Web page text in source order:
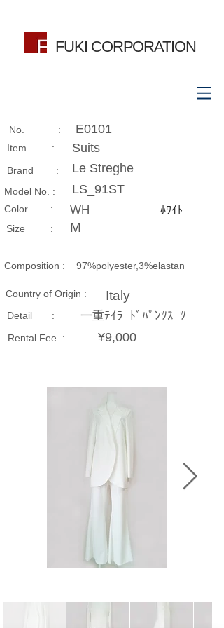
FUKI CORPORATION
No. : E0101
Item : Suits
Brand : Le Streghe
Model No. : LS_91ST
​Color : WH ﾎﾜｲﾄ
Size​ : M
Composition​ : 97%polyester,3%elastan
Country of Origin : Italy
Detail : 一重ﾃｲﾗｰﾄﾞﾊﾟﾝﾂｽｰﾂ
Rental Fee : ¥9,000